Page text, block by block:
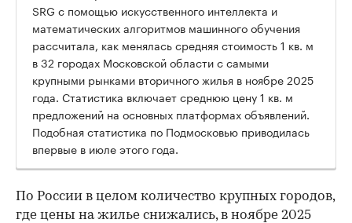
SRG с помощью искусственного интеллекта и
математических алгоритмов машинного обучения
рассчитала, как менялась средняя стоимость 1 кв. м
в 32 городах Московской области с самыми
крупными рынками вторичного жилья в ноябре 2025
года. Статистика включает среднюю цену 1 кв. м
предложений на основных платформах объявлений.
Подобная статистика по Подмосковью приводилась
впервые в июле этого года.
По России в целом количество крупных городов,
где цены на жилье снижались, в ноябре 2025